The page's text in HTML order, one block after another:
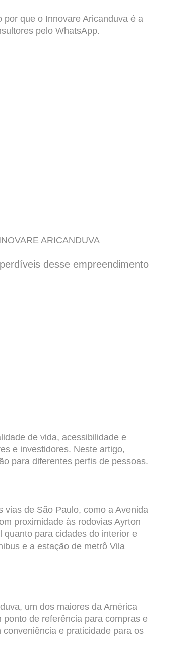
que o Innovare Aricanduva é a
pelo WhatsApp.
ARICANDUVA
desse empreendimento
de vida, acessibilidade e
e investidores. Neste artigo,
para diferentes perfis de pessoas.
vias de São Paulo, como a Avenida
proximidade às rodovias Ayrton
para cidades do interior e
e a estação de metrô Vila
um dos maiores da América
de referência para compras e
e praticidade para os